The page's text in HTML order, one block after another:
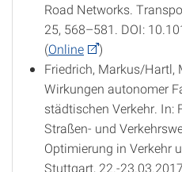
Road Networks.
25, 568–581. DOI:
(Online
)
Friedrich, Markus/Hartl,
Wirkungen autonomer
städtischen Verkehr. In:
Straßen- und
Optimierung in Verkehr
Stuttgart, 22.-